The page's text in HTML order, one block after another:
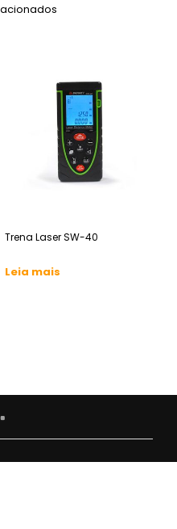
Trena Laser SW-40
Leia mais